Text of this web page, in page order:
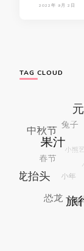
2022年 9月 2日
TAG CLOUD